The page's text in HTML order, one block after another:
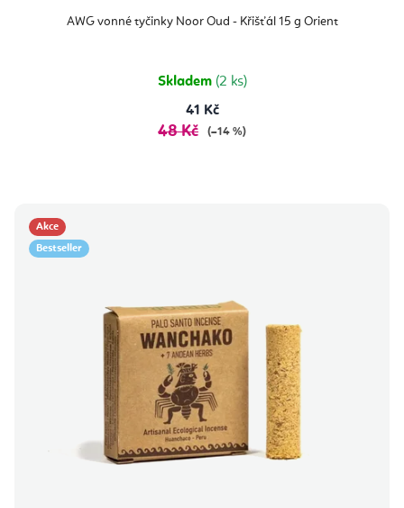
AWG vonné tyčinky Noor Oud - Křišťál 15 g Orient
Skladem (2 ks)
41 Kč
48 Kč (–14 %)
Akce
Bestseller